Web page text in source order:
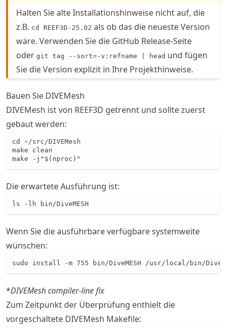
Halten Sie alte Installationshinweise nicht auf, die
z.B. cd REEF3D-25.02 als ob das die neueste Version
wäre. Verwenden Sie die GitHub Release-Seite
oder git tag --sort=-v:refname | head und fügen
Sie die Version explizit in Ihre Projekthinweise.
Bauen Sie DIVEMesh
DIVEMesh ist von REEF3D getrennt und sollte zuerst
gebaut werden:
cd ~/src/DIVEMesh
make clean
make -j"$(nproc)"
Die erwartete Ausführung ist:
ls -lh bin/DiveMESH
Wenn Sie die ausführbare verfügbare systemweite
wünschen:
sudo install -m 755 bin/DiveMESH /usr/local/bin/
*DIVEMesh compiler-line fix
Zum Zeitpunkt der Überprüfung enthielt die
vorgeschaltete DIVEMesh Makefile: